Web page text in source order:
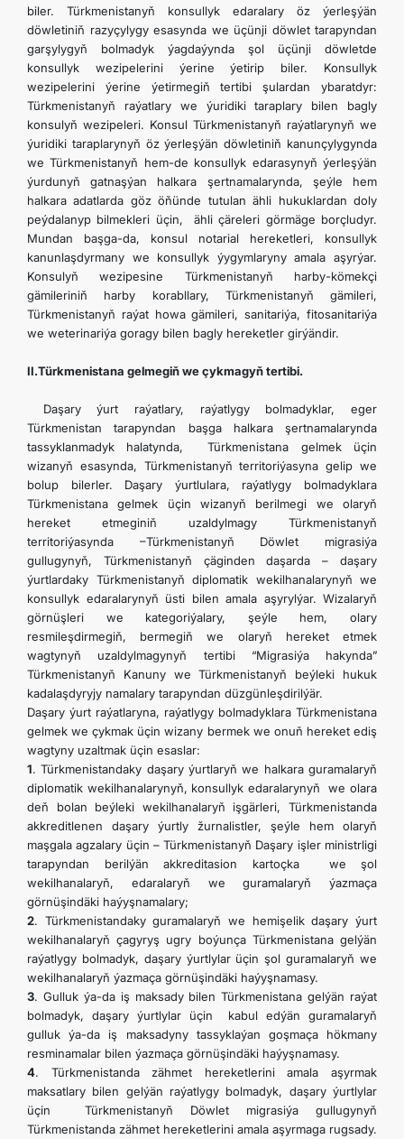
biler. Türkmenistanyň konsullyk edaralary öz ýerleşýän
döwletiniň razyçylygy esasynda we üçünji döwlet tarapyndan
garşylygyň bolmadyk ýagdaýynda şol üçünji döwletde
konsullyk wezipelerini ýerine ýetirip biler. Konsullyk
wezipelerini ýerine ýetirmegiň tertibi şulardan ybaratdyr:
Türkmenistanyň raýatlary we ýuridiki taraplary bilen bagly
konsulyň wezipeleri. Konsul Türkmenistanyň raýatlarynyň we
ýuridiki taraplarynyň öz ýerleşýän döwletiniň kanunçylygynda
we Türkmenistanyň hem-de konsullyk edarasynyň ýerleşýän
ýurdunyň gatnaşýan halkara şertnamalarynda, şeýle hem
halkara adatlarda göz öňünde tutulan ähli hukuklardan doly
peýdalanyp bilmekleri üçin, ähli çäreleri görmäge borçludyr.
Mundan başga-da, konsul notarial hereketleri, konsullyk
kanunlaşdyrmany we konsullyk ýygymlaryny amala aşyrýar.
Konsulyň wezipesine Türkmenistanyň harby-kömekçi
gämileriniň harby korabllary, Türkmenistanyň gämileri,
Türkmenistanyň raýat howa gämileri, sanitariýa, fitosanitariýa
we weterinariýa goragy bilen bagly hereketler girýändir.
II.Türkmenistana gelmegiň we çykmagyň tertibi.
Daşary ýurt raýatlary, raýatlygy bolmadyklar, eger
Türkmenistan tarapyndan başga halkara şertnamalarynda
tassyklanmadyk halatynda, Türkmenistana gelmek üçin
wizanyň esasynda, Türkmenistanyň territoriýasyna gelip we
bolup bilerler. Daşary ýurtlulara, raýatlygy bolmadyklara
Türkmenistana gelmek üçin wizanyň berilmegi we olaryň
hereket etmeginiň uzaldylmagy Türkmenistanyň
territoriýasynda –Türkmenistanyň Döwlet migrasiýa
gullugynyň, Türkmenistanyň çäginden daşarda – daşary
ýurtlardaky Türkmenistanyň diplomatik wekilhanalarynyň we
konsullyk edaralarynyň üsti bilen amala aşyrylýar. Wizalaryň
görnüşleri we kategoriýalary, şeýle hem, olary
resmileşdirmegiň, bermegiň we olaryň hereket etmek
wagtynyň uzaldylmagynyň tertibi “Migrasiýa hakynda”
Türkmenistanyň Kanuny we Türkmenistanyň beýleki hukuk
kadalaşdyryjy namalary tarapyndan düzgünleşdirilýär.
Daşary ýurt raýatlaryna, raýatlygy bolmadyklara Türkmenistana
gelmek we çykmak üçin wizany bermek we onuň hereket ediş
wagtyny uzaltmak üçin esaslar:
1. Türkmenistandaky daşary ýurtlaryň we halkara guramalaryň
diplomatik wekilhanalarynyň, konsullyk edaralarynyň we olara
deň bolan beýleki wekilhanalaryň işgärleri, Türkmenistanda
akkreditlenen daşary ýurtly žurnalistler, şeýle hem olaryň
maşgala agzalary üçin – Türkmenistanyň Daşary işler ministrligi
tarapyndan berilýän akkreditasion kartoçka we şol
wekilhanalaryň, edaralaryň we guramalaryň ýazmaça
görnüşindäki haýyşnamalary;
2. Türkmenistandaky guramalaryň we hemişelik daşary ýurt
wekilhanalaryň çagyryş ugry boýunça Türkmenistana gelýän
raýatlygy bolmadyk, daşary ýurtlylar üçin şol guramalaryň we
wekilhanalaryň ýazmaça görnüşindäki haýyşnamasy.
3. Gulluk ýa-da iş maksady bilen Türkmenistana gelýän raýat
bolmadyk, daşary ýurtlylar üçin kabul edýän guramalaryň
gulluk ýa-da iş maksadyny tassyklaýan goşmaça hökmany
resminamalar bilen ýazmaça görnüşindäki haýyşnamasy.
4. Türkmenistanda zähmet hereketlerini amala aşyrmak
maksatlary bilen gelýän raýatlygy bolmadyk, daşary ýurtlylar
üçin Türkmenistanyň Döwlet migrasiýa gullugynyň
Türkmenistanda zähmet hereketlerini amala aşyrmaga rugsady.